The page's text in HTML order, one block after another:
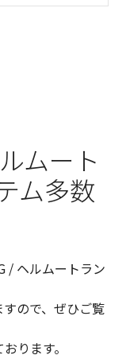
ムート
ム多数
/ ヘルムートラン
ので、ぜひご覧
ります。